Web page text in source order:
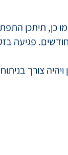
כן, תיתכן
פגיעה
צורך בניתוח